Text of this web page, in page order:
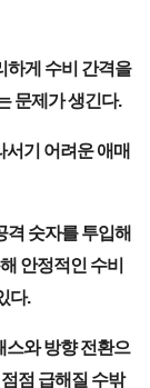
하게 수비 간격을
문제가 생긴다.
기 어려운 애매
격 숫자를 투입해
안정적인 수비
다.
스와 방향 전환으
점 급해질 수밖